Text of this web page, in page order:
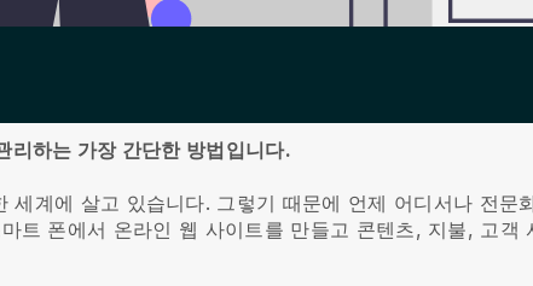
하는 가장 간단한 방법입니다.
세계에 살고 있습니다. 그렇기 때문에 언제 어디서나 전문
트 폰에서 온라인 웹 사이트를 만들고 콘텐츠, 지불, 고객